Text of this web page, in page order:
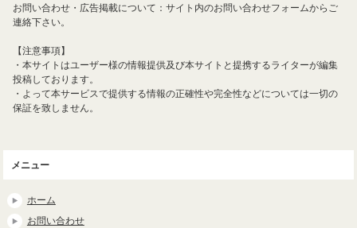
お問い合わせ・広告掲載について：サイト内のお問い合わせフォームからご
連絡下さい。
【注意事項】
・本サイトはユーザー様の情報提供及び本サイトと提携するライターが編集
投稿しております。
・よって本サービスで提供する情報の正確性や完全性などについては一切の
保証を致しません。
メニュー
ホーム
お問い合わせ